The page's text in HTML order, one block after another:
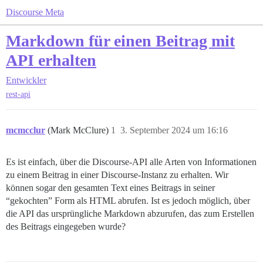
Discourse Meta
Markdown für einen Beitrag mit
API erhalten
Entwickler
rest-api
mcmcclur (Mark McClure) 3. September 2024 um 16:16
1
Es ist einfach, über die Discourse-API alle Arten von Informationen
zu einem Beitrag in einer Discourse-Instanz zu erhalten. Wir
können sogar den gesamten Text eines Beitrags in seiner
“gekochten” Form als HTML abrufen. Ist es jedoch möglich, über
die API das ursprüngliche Markdown abzurufen, das zum Erstellen
des Beitrags eingegeben wurde?